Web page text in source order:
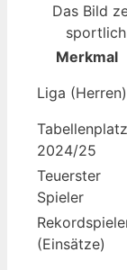
Das Bild
Merkmal
Liga (Herren)
Tabellenplatz
2024/25
Teuerster
Spieler
(Einsätze)